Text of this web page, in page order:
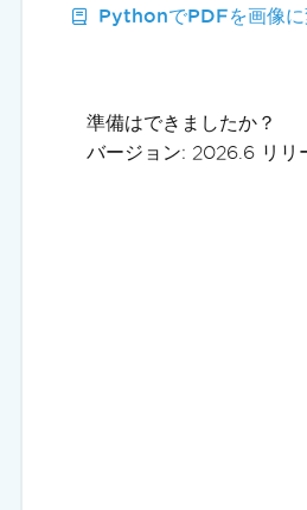
PythonでPDFを画像に
準備はできましたか？
バージョン: 2026.6 リリ